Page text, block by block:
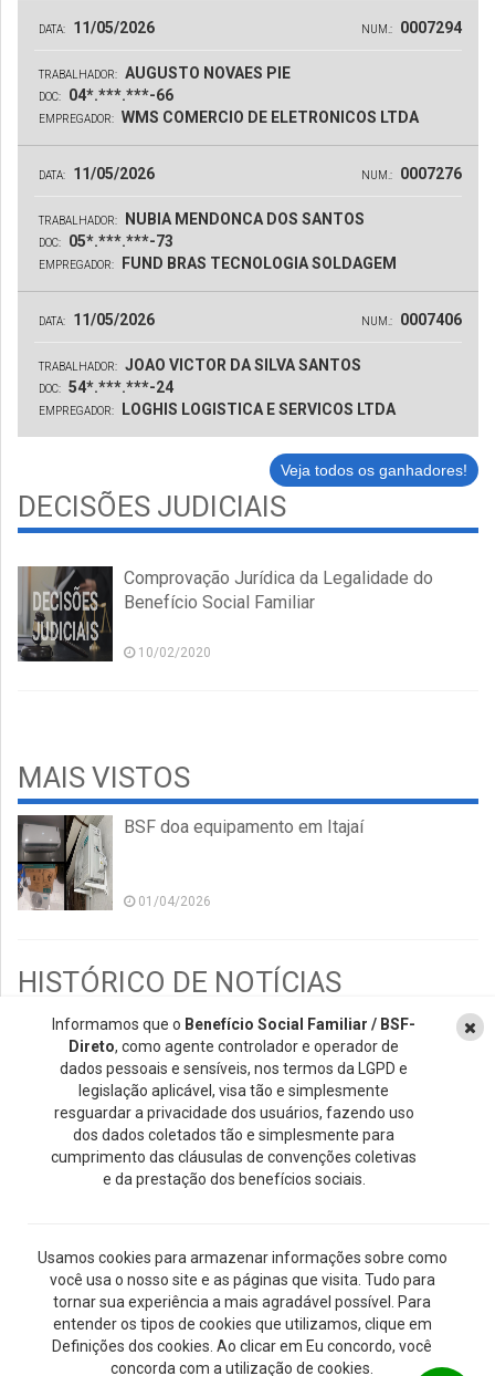
Informamos que o Benefício Social Familiar / BSF-
Direto, como agente controlador e operador de
dados pessoais e sensíveis, nos termos da LGPD e
legislação aplicável, visa tão e simplesmente
resguardar a privacidade dos usuários, fazendo uso
dos dados coletados tão e simplesmente para
cumprimento das cláusulas de convenções coletivas
e da prestação dos benefícios sociais.
Usamos cookies para armazenar informações sobre como
você usa o nosso site e as páginas que visita. Tudo para
tornar sua experiência a mais agradável possível. Para
entender os tipos de cookies que utilizamos, clique em
Definições dos cookies. Ao clicar em Eu concordo, você
concorda com a utilização de cookies.
DATA: 11/05/2026 NUM.: 0007294
TRABALHADOR: AUGUSTO NOVAES PIE
DOC: 04*.***.***-66
EMPREGADOR: WMS COMERCIO DE ELETRONICOS LTDA
DATA: 11/05/2026 NUM.: 0007276
TRABALHADOR: NUBIA MENDONCA DOS SANTOS
DOC: 05*.***.***-73
EMPREGADOR: FUND BRAS TECNOLOGIA SOLDAGEM
DATA: 11/05/2026 NUM.: 0007406
TRABALHADOR: JOAO VICTOR DA SILVA SANTOS
DOC: 54*.***.***-24
EMPREGADOR: LOGHIS LOGISTICA E SERVICOS LTDA
Veja todos os ganhadores!
DECISÕES JUDICIAIS
Comprovação Jurídica da Legalidade do
Benefício Social Familiar
10/02/2020
MAIS VISTOS
BSF doa equipamento em Itajaí
01/04/2026
HISTÓRICO DE NOTÍCIAS
2026
2025
2022
2019
2018
2017